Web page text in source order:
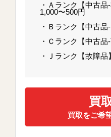
・Ａランク【中古品
1,000〜500円
・Ｂランク【中古品
・Ｃランク【中古品
・Ｊランク【故障品
買
買取をご希